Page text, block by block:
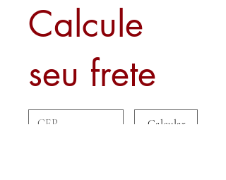
Calcule
seu frete
Calcular